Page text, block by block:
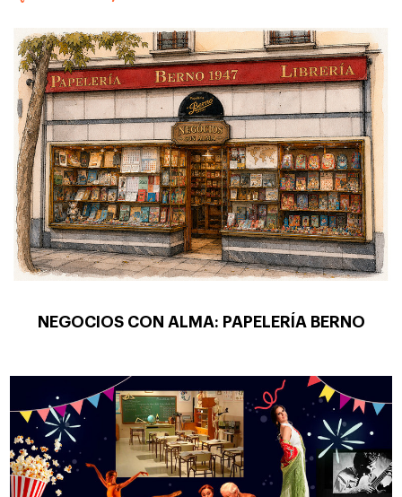
NEGOCIOS CON ALMA: PAPELERÍA BERNO